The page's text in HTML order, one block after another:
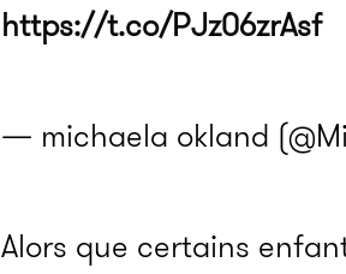
https://t.co/PJz06zrAsf
— michaela okland
Alors que certains